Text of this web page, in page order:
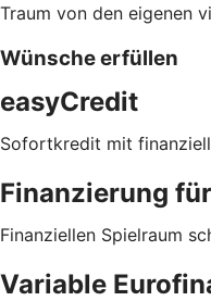
Traum von den eigenen
Wünsche erfüllen
easyCredit
Sofortkredit mit
Finanzierung
Finanziellen Spielraum
Variable